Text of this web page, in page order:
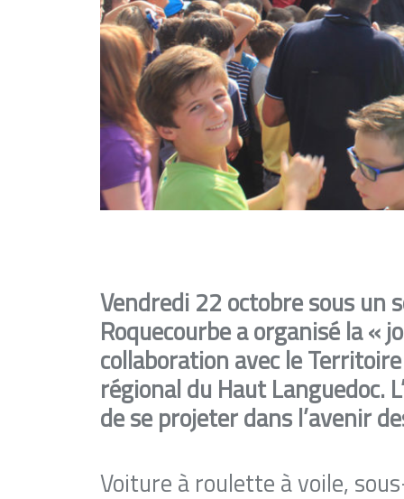
Vendredi 22 octobre sous un
Roquecourbe a organisé la «
collaboration avec le
régional du Haut Languedoc.
de se projeter dans l’avenir
Voiture à roulette à voile,